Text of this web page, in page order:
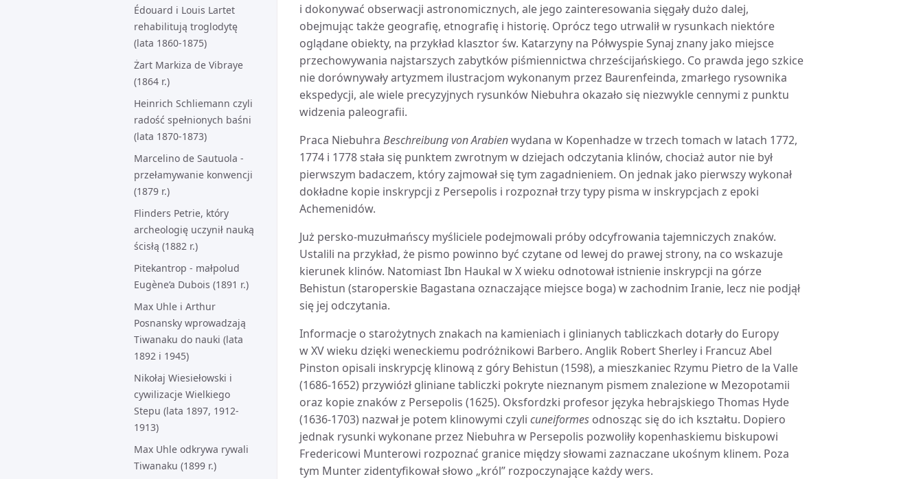
Édouard i Louis Lartet
rehabilitują troglodytę
(lata 1860-1875)
Żart Markiza de Vibraye
(1864 r.)
Heinrich Schliemann czyli
radość spełnionych baśni
(lata 1870-1873)
Marcelino de Sautuola -
przełamywanie konwencji
(1879 r.)
Flinders Petrie, który
archeologię uczynił nauką
ścisłą (1882 r.)
Pitekantrop - małpolud
Eugène’a Dubois (1891 r.)
Max Uhle i Arthur
Posnansky wprowadzają
Tiwanaku do nauki (lata
1892 i 1945)
Nikołaj Wiesiełowski i
cywilizacje Wielkiego
Stepu (lata 1897, 1912-
1913)
Max Uhle odkrywa rywali
Tiwanaku (1899 r.)
i dokonywać obserwacji astronomicznych, ale jego zainteresowania sięgały dużo dalej,
obejmując także geografię, etnografię i historię. Oprócz tego utrwalił w rysunkach niektóre
oglądane obiekty, na przykład klasztor św. Katarzyny na Półwyspie Synaj znany jako miejsce
przechowywania najstarszych zabytków piśmiennictwa chrześcijańskiego. Co prawda jego szkice
nie dorównywały artyzmem ilustracjom wykonanym przez Baurenfeinda, zmarłego rysownika
ekspedycji, ale wiele precyzyjnych rysunków Niebuhra okazało się niezwykle cennymi z punktu
widzenia paleografii.
Praca Niebuhra Beschreibung von Arabienwydana w Kopenhadze w trzech tomach w latach 1772,
1774 i 1778 stała się punktem zwrotnym w dziejach odczytania klinów, chociaż autor nie był
pierwszym badaczem, który zajmował się tym zagadnieniem. On jednak jako pierwszy wykonał
dokładne kopie inskrypcji z Persepolis i rozpoznał trzy typy pisma w inskrypcjach z epoki
Achemenidów.
Już persko-muzułmańscy myśliciele podejmowali próby odcyfrowania tajemniczych znaków.
Ustalili na przykład, że pismo powinno być czytane od lewej do prawej strony, na co wskazuje
kierunek klinów. Natomiast Ibn Haukal w X wieku odnotował istnienie inskrypcji na górze
Behistun (staroperskie Bagastana oznaczające miejsce boga) w zachodnim Iranie, lecz nie podjął
się jej odczytania.
Informacje o starożytnych znakach na kamieniach i glinianych tabliczkach dotarły do Europy
w XV wieku dzięki weneckiemu podróżnikowi Barbero. Anglik Robert Sherley i Francuz Abel
Pinston opisali inskrypcję klinową z góry Behistun (1598), a mieszkaniec Rzymu Pietro de la Valle
(1686-1652) przywiózł gliniane tabliczki pokryte nieznanym pismem znalezione w Mezopotamii
oraz kopie znaków z Persepolis (1625). Oksfordzki profesor języka hebrajskiego Thomas Hyde
(1636-1703) nazwał je potem klinowymi czyli cuneiformes odnosząc się do ich kształtu. Dopiero
jednak rysunki wykonane przez Niebuhra w Persepolis pozwoliły kopenhaskiemu biskupowi
Fredericowi Munterowi rozpoznać granice między słowami zaznaczane ukośnym klinem. Poza
tym Munter zidentyfikował słowo „król” rozpoczynające każdy wers.